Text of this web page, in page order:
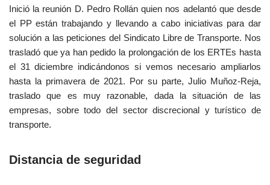
Inició la reunión D. Pedro Rollán quien nos adelantó que desde
el PP están trabajando y llevando a cabo iniciativas para dar
solución a las peticiones del Sindicato Libre de Transporte. Nos
trasladó que ya han pedido la prolongación de los ERTEs hasta
el 31 diciembre indicándonos si vemos necesario ampliarlos
hasta la primavera de 2021. Por su parte, Julio Muñoz-Reja,
traslado que es muy razonable, dada la situación de las
empresas, sobre todo del sector discrecional y turístico de
transporte.
Distancia de seguridad